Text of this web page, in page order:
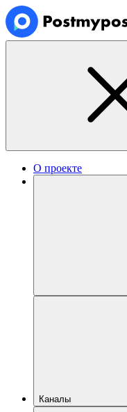
О проекте
Каналы